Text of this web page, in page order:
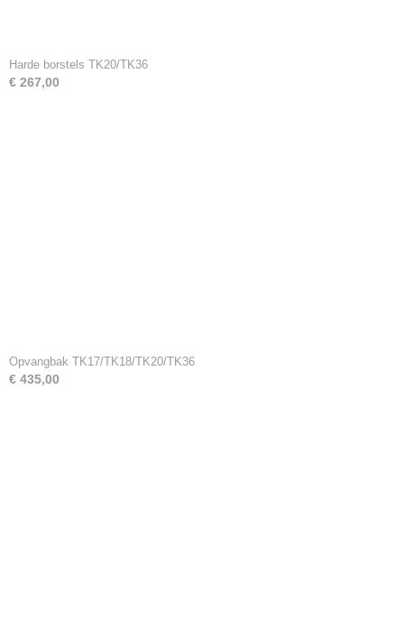
Harde borstels TK20/TK36
€ 267,00
Opvangbak TK17/TK18/TK20/TK36
€ 435,00